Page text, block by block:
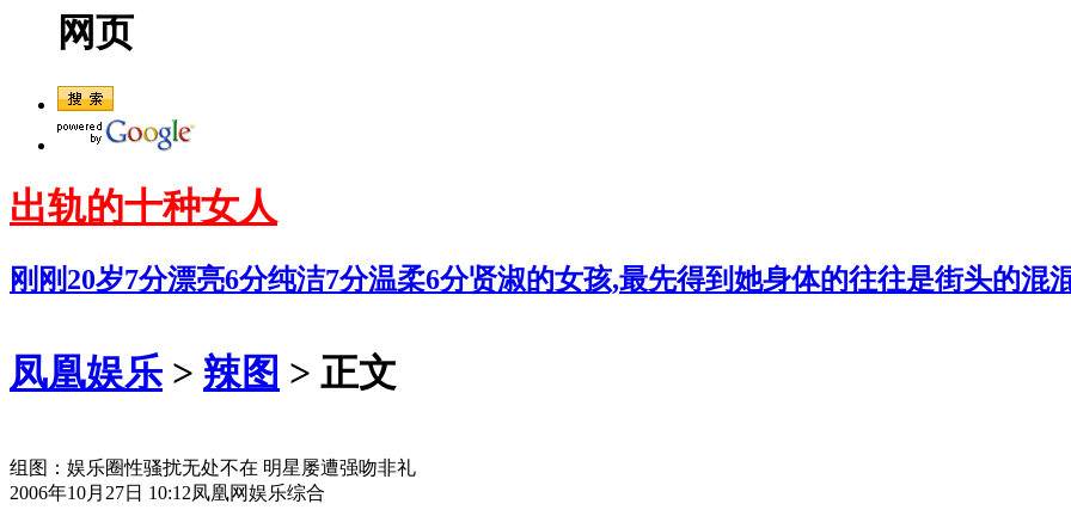
网页
出轨的十种女人
刚刚20岁7分漂亮6分纯洁7分温柔6分贤淑的女孩,最先得到她身体的往往是街头的混
凤凰娱乐 > 辣图 > 正文
组图：娱乐圈性骚扰无处不在 明星屡遭强吻非礼
2006年10月27日 10:12凤凰网娱乐综合